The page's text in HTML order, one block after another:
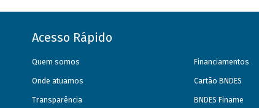
Acesso Rápido
Quem somos
Onde atuamos
Transparência
Financiamentos
Cartão BNDES
BNDES Finame